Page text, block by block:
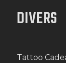
DIVERS
Tattoo